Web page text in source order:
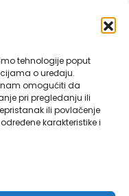
tehnologije poput
o uređaju.
omogućiti da
pri pregledanju ili
ili povlačenje
karakteristike i